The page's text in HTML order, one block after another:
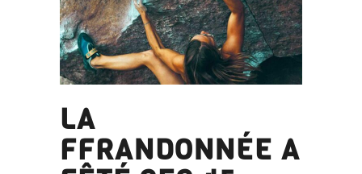
LA
FFRANDONNÉE A